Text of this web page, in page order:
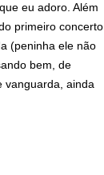
eu adoro. Além
primeiro concerto
(peninha ele não
bem, de
vanguarda, ainda